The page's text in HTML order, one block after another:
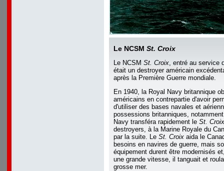
Le NCSM St. Croix
Le NCSM St. Croix, entré au service
était un destroyer américain
après la Première Guerre mondiale.
En 1940, la Royal Navy britannique
américains en contrepartie d'avoir
d'utiliser des bases navales et
possessions britanniques,
Navy transféra rapidement le St. Croix
destroyers, à la Marine Royale du
par la suite. Le St. Croix aida le
besoins en navires de guerre, mais
équipement durent être modernisés
une grande vitesse, il tanguait et
grosse mer.